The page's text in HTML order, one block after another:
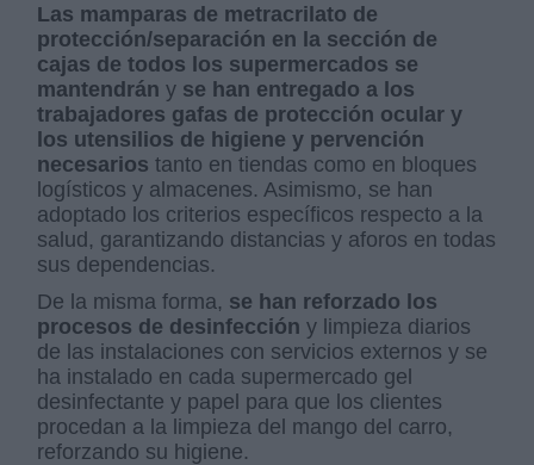
Las mamparas de metracrilato de
protección/separación en la sección de
cajas de todos los supermercados se
mantendrán y se han entregado a los
trabajadores gafas de protección ocular y
los utensilios de higiene y pervención
necesarios tanto en tiendas como en bloques
logísticos y almacenes. Asimismo, se han
adoptado los criterios específicos respecto a la
salud, garantizando distancias y aforos en todas
sus dependencias.
De la misma forma, se han reforzado los
procesos de desinfección y limpieza diarios
de las instalaciones con servicios externos y se
ha instalado en cada supermercado gel
desinfectante y papel para que los clientes
procedan a la limpieza del mango del carro,
reforzando su higiene.